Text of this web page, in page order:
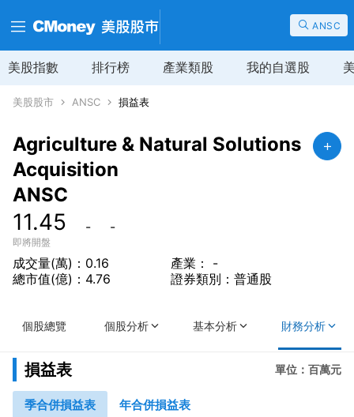
ANSC
美股指數 排行榜 產業類股 我的自選股
美股股市 ANSC 損益表
Agriculture & Natural Solutions
Acquisition
ANSC
11.45 - -
即將開盤
成交量(萬)：0.16
總市值(億)：4.76
產業： -
證券類別：普通股
個股總覽 個股分析 基本分析 財務分析
損益表 單位：百萬元
季合併損益表 年合併損益表